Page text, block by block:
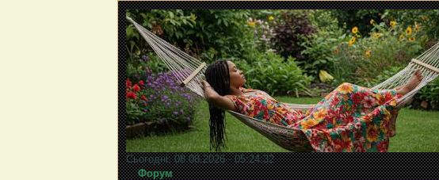
Сьогодні: 08.08.2026 - 05:24:32
Форум